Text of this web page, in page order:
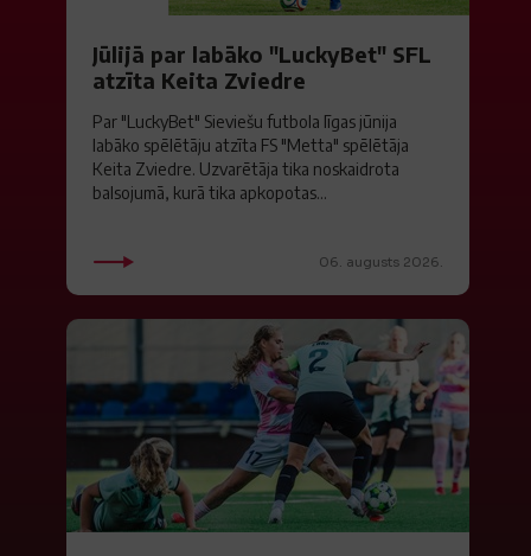
Jūlijā par labāko "LuckyBet" SFL
atzīta Keita Zviedre
Par "LuckyBet" Sieviešu futbola līgas jūnija
labāko spēlētāju atzīta FS "Metta" spēlētāja
Keita Zviedre. Uzvarētāja tika noskaidrota
balsojumā, kurā tika apkopotas...
06. augusts 2026.